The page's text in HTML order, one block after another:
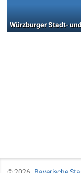
Würzburger Stadt-